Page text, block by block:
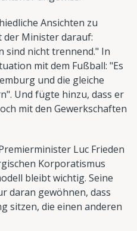
Ansichten zu
Minister darauf:
sind nicht trennend." In
mit dem Fußball: "Es
und die gleiche
Und fügte hinzu, dass er
mit den Gewerkschaften
Luc Frieden
Korporatismus
bleibt wichtig. Seine
daran gewöhnen, dass
sitzen, die einen anderen